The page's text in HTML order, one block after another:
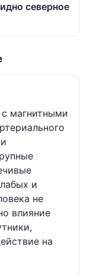
северное
магнитными
и
не
влияние
на